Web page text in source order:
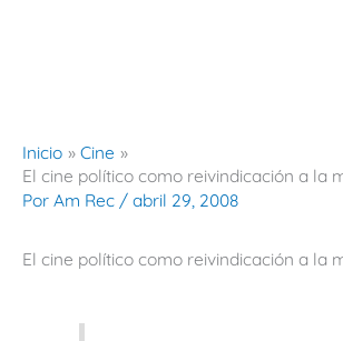
Inicio
Cine
El cine político como reivindicación a la
Por Am Rec / abril 29, 2008
El cine político como reivindicación a la